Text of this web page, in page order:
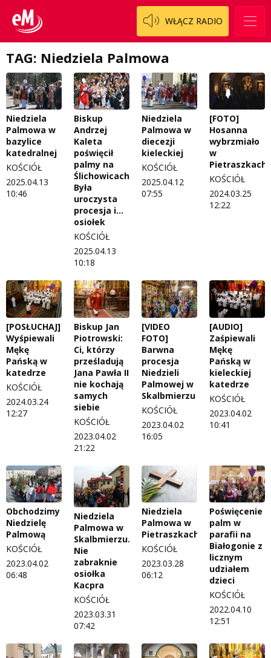
WŁĄCZ RADIO
TAG: Niedziela Palmowa
Niedziela
Palmowa w
bazylice
katedralnej
KOŚCIÓŁ
2025.04.13
10:46
Biskup
Andrzej
Kaleta
poświęcił
palmy na
Ślichowicach.
Była
uroczysta
procesja i…
osiołek
KOŚCIÓŁ
2025.04.13
10:18
Niedziela
Palmowa w
diecezji
kieleckiej
KOŚCIÓŁ
2025.04.12
07:55
[FOTO]
Hosanna
wybrzmiało
w
Pietraszkach
KOŚCIÓŁ
2024.03.25
12:22
[POSŁUCHAJ]
Wyśpiewali
Mękę
Pańską w
katedrze
KOŚCIÓŁ
2024.03.24
12:27
Biskup Jan
Piotrowski:
Ci, którzy
prześladują
Jana Pawła II
nie kochają
samych
siebie
KOŚCIÓŁ
2023.04.02
21:22
[VIDEO
FOTO]
Barwna
procesja
Niedzieli
Palmowej w
Skalbmierzu
KOŚCIÓŁ
2023.04.02
16:05
[AUDIO]
Zaśpiewali
Mękę
Pańską w
kieleckiej
katedrze
KOŚCIÓŁ
2023.04.02
10:41
Obchodzimy
Niedzielę
Palmową
KOŚCIÓŁ
2023.04.02
06:48
Niedziela
Palmowa w
Skalbmierzu.
Nie
zabraknie
osiołka
Kacpra
KOŚCIÓŁ
2023.03.31
07:42
Niedziela
Palmowa w
Pietraszkach
KOŚCIÓŁ
2023.03.28
06:12
Poświęcenie
palm w
parafii na
Białogonie z
licznym
udziałem
dzieci
KOŚCIÓŁ
2022.04.10
12:51